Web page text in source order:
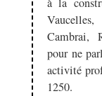
Cambrai,
pour ne
activité
1250.